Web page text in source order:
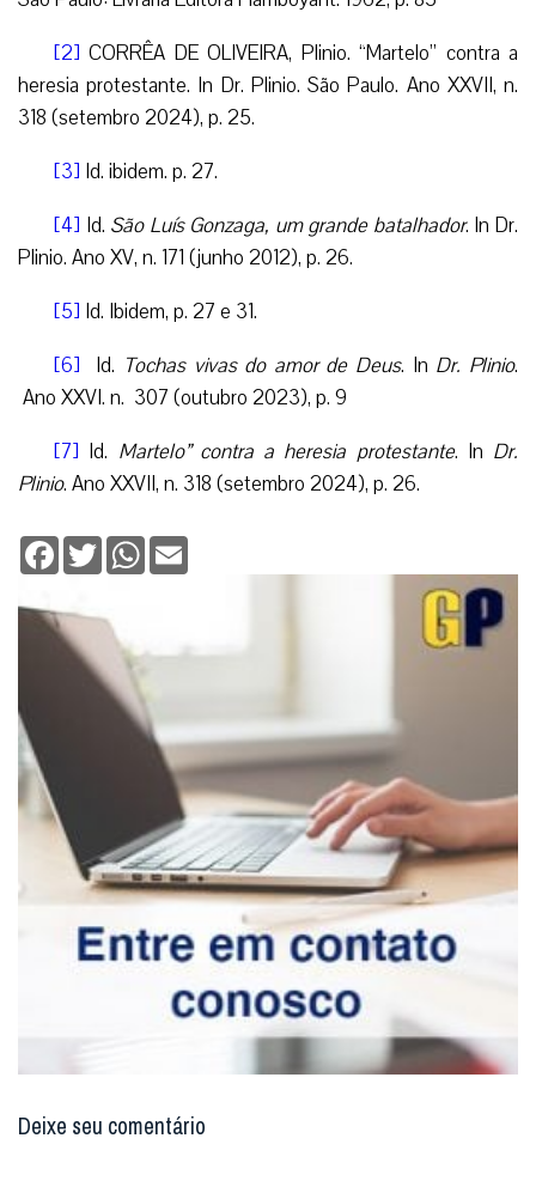
[2] CORRÊA DE OLIVEIRA, Plinio. “Martelo” contra a
heresia protestante. In Dr. Plinio. São Paulo. Ano XXVII, n.
318 (setembro 2024), p. 25.
[3] Id. ibidem. p. 27.
[4] Id. São Luís Gonzaga, um grande batalhador. In Dr.
Plinio. Ano XV, n. 171 (junho 2012), p. 26.
[5] Id. Ibidem, p. 27 e 31.
[6] Id. Tochas vivas do amor de Deus. In Dr. Plinio.
Ano XXVI. n. 307 (outubro 2023), p. 9
[7] Id. Martelo” contra a heresia protestante. In Dr.
Plinio. Ano XXVII, n. 318 (setembro 2024), p. 26.
Facebook
TwitterWhatsApp
Deixe seu comentário